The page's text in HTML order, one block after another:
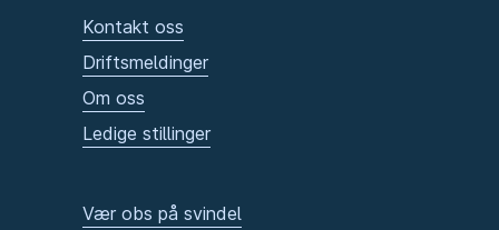
Kontakt oss
Driftsmeldinger
Om oss
Ledige stillinger
Vær obs på svindel